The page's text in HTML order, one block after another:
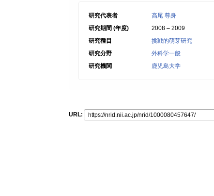
研究代表者
高尾 尊身
研究期間 (年度)
2008 – 2009
研究種目
挑戦的萌芽研究
研究分野
外科学一般
研究機関
鹿児島大学
URL: